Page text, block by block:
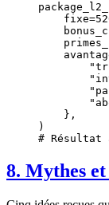
    fixe
=
    },
)
# Résultat
8. Mythes